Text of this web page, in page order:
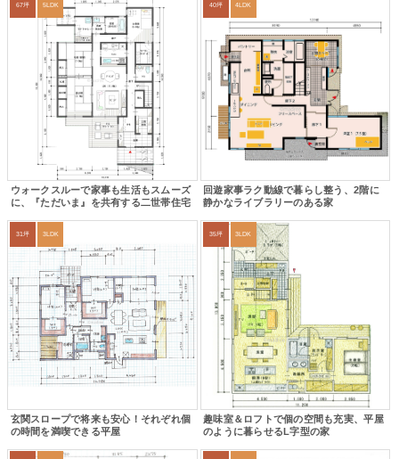
67坪 5LDK
ウォークスルーで家事も生活もスムーズ
に、『ただいま』を共有する二世帯住宅
40坪 4LDK
回遊家事ラク動線で暮らし整う、2階に
静かなライブラリーのある家
31坪 3LDK
玄関スロープで将来も安心！それぞれ個
の時間を満喫できる平屋
35坪 3LDK
趣味室＆ロフトで個の空間も充実、平屋
のように暮らせるL字型の家